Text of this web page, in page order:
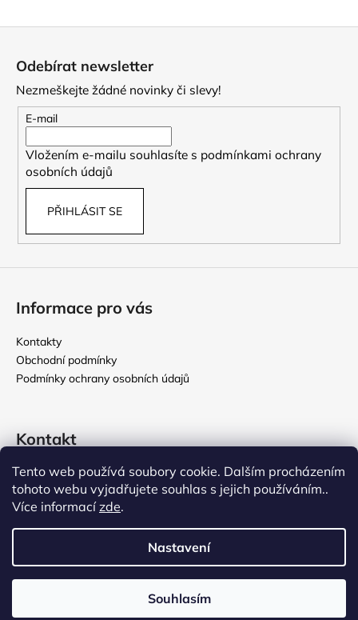
Tento web používá soubory cookie. Dalším procházením
tohoto webu vyjadřujete souhlas s jejich používáním..
Více informacízde.
Nastavení
Souhlasím
Odebírat newsletter
Nezmeškejte žádné novinky či slevy!
E-mail
Vložením e-mailu souhlasíte s podmínkami ochrany
osobních údajů
PŘIHLÁSIT SE
Informace pro vás
Kontakty
Obchodní podmínky
Podmínky ochrany osobních údajů
Kontakt
rikomix @seznam.cz
731 586 209
776 000 107
Rikomix. Všechna práva vyhrazena.